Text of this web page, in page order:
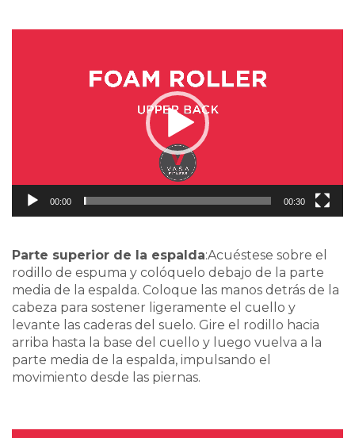
00:00 00:30
Parte superior de la espalda:Acuéstese sobre el
rodillo de espuma y colóquelo debajo de la parte
media de la espalda. Coloque las manos detrás de la
cabeza para sostener ligeramente el cuello y
levante las caderas del suelo. Gire el rodillo hacia
arriba hasta la base del cuello y luego vuelva a la
parte media de la espalda, impulsando el
movimiento desde las piernas.